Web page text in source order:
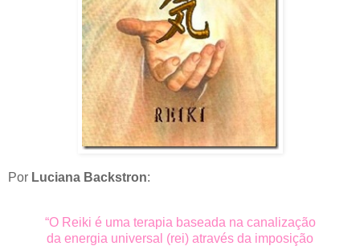
Por Luciana Backstron:
“O Reiki é uma terapia baseada na canalização
da energia universal (rei) através da imposição